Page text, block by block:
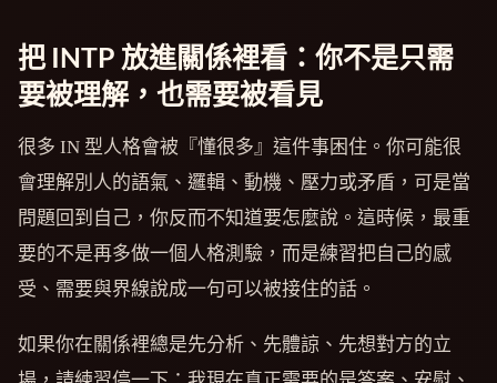
把 INTP 放進關係裡看：你不是只需
要被理解，也需要被看見
很多 IN 型人格會被『懂很多』這件事困住。你可能很
會理解別人的語氣、邏輯、動機、壓力或矛盾，可是當
問題回到自己，你反而不知道要怎麼說。這時候，最重
要的不是再多做一個人格測驗，而是練習把自己的感
受、需要與界線說成一句可以被接住的話。
如果你在關係裡總是先分析、先體諒、先想對方的立